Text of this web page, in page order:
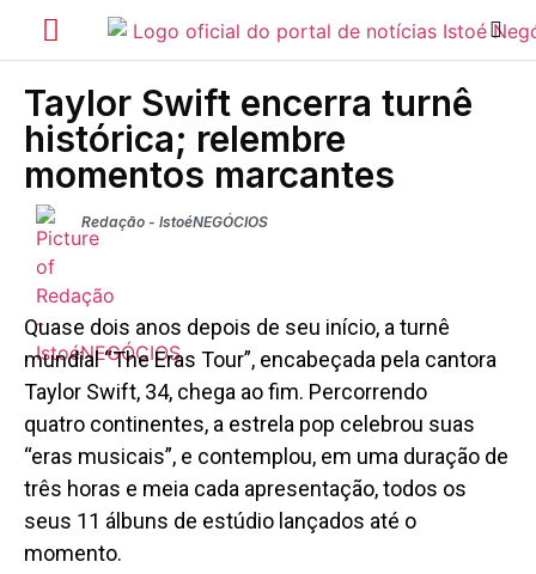
Taylor Swift encerra turnê
histórica; relembre
momentos marcantes
Redação - IstoéNEGÓCIOS
Quase dois anos depois de seu início, a turnê
mundial “The Eras Tour”, encabeçada pela cantora
Taylor Swift, 34, chega ao fim. Percorrendo
quatro continentes, a estrela pop celebrou suas
“eras musicais”, e contemplou, em uma duração de
três horas e meia cada apresentação, todos os
seus 11 álbuns de estúdio lançados até o
momento.